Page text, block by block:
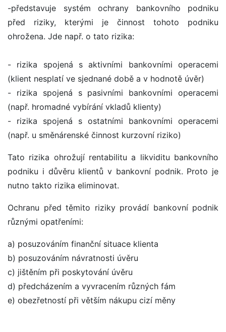
-představuje systém ochrany bankovního podniku
před riziky, kterými je činnost tohoto podniku
ohrožena. Jde např. o tato rizika:
- rizika spojená s aktivními bankovními operacemi
(klient nesplatí ve sjednané době a v hodnotě úvěr)
- rizika spojená s pasivními bankovními operacemi
(např. hromadné vybírání vkladů klienty)
- rizika spojená s ostatními bankovními operacemi
(např. u směnárenské činnost kurzovní riziko)
Tato rizika ohrožují rentabilitu a likviditu bankovního
podniku i důvěru klientů v bankovní podnik. Proto je
nutno takto rizika eliminovat.
Ochranu před těmito riziky provádí bankovní podnik
různými opatřeními:
a) posuzováním finanční situace klienta
b) posuzováním návratnosti úvěru
c) jištěním při poskytování úvěru
d) předcházením a vyvracením různých fám
e) obezřetností při větším nákupu cizí měny